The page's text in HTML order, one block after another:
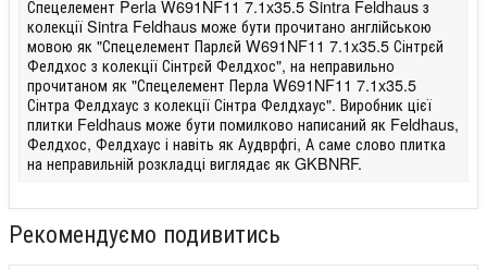
Спецелемент Perla W691NF11 7.1x35.5 Sintra Feldhaus з
колекції Sintra Feldhaus може бути прочитано англійською
мовою як "Спецелемент Парлєй W691NF11 7.1x35.5 Сінтрєй
Фелдхос з колекції Сінтрєй Фелдхос", на неправильно
прочитаном як "Спецелемент Перла W691NF11 7.1x35.5
Сінтра Фелдхаус з колекції Сінтра Фелдхаус". Виробник цієї
плитки Feldhaus може бути помилково написаний як Feldhaus,
Фелдхос, Фелдхаус і навіть як Аудврфгі, А саме слово плитка
на неправильній розкладці виглядає як GKBNRF.
Рекомендуємо подивитись